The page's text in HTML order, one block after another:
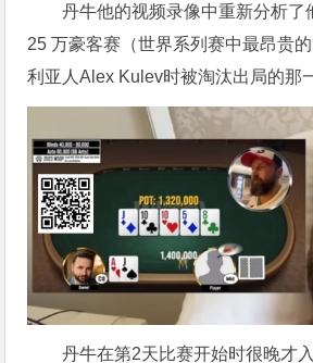
丹牛他的视频录像中重新分析了
25 万豪客赛（世界系列赛中最昂贵
利亚人Alex Kulev时被淘汰出局的那
丹牛在第2天比赛开始时很晚才